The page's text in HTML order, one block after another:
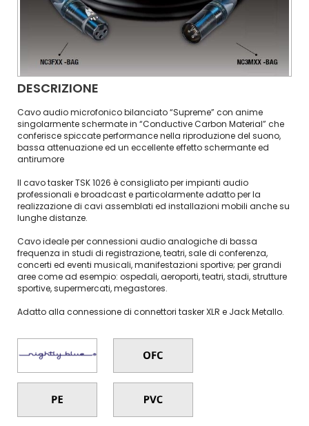
DESCRIZIONE
Cavo audio microfonico bilanciato “Supreme” con anime
singolarmente schermate in “Conductive Carbon Material” che
conferisce spiccate performance nella riproduzione del suono,
bassa attenuazione ed un eccellente effetto schermante ed
antirumore
Il cavo tasker TSK 1026 è consigliato per impianti audio
professionali e broadcast e particolarmente adatto per la
realizzazione di cavi assemblati ed installazioni mobili anche su
lunghe distanze.
Cavo ideale per connessioni audio analogiche di bassa
frequenza in studi di registrazione, teatri, sale di conferenza,
concerti ed eventi musicali, manifestazioni sportive; per grandi
aree come ad esempio: ospedali, aeroporti, teatri, stadi, strutture
sportive, supermercati, megastores.
Adatto alla connessione di connettori tasker XLR e Jack Metallo.